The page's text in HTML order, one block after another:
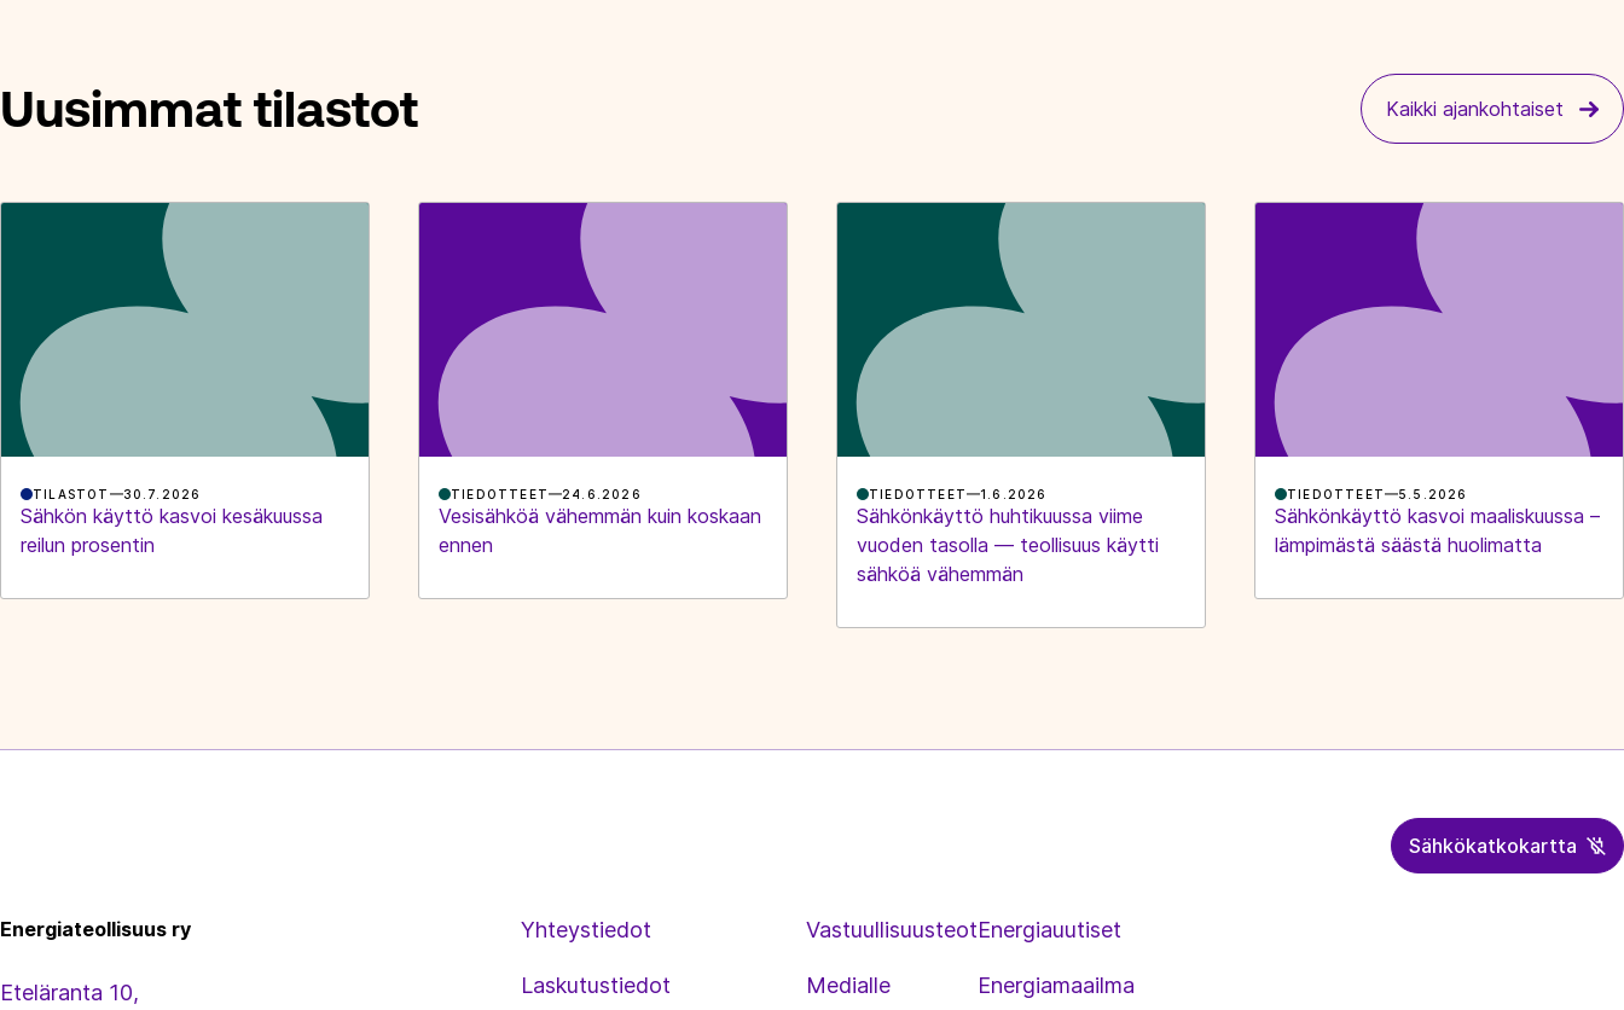
Uusimmat tilastot Kaikki ajankohtaiset
TILASTOT 30.7.2026
Sähkön käyttö kasvoi kesäkuussa
reilun prosentin
TIEDOTTEET 24.6.2026
Vesisähköä vähemmän kuin koskaan
ennen
TIEDOTTEET 1.6.2026
Sähkönkäyttö huhtikuussa viime
vuoden tasolla — teollisuus käytti
sähköä vähemmän
TIEDOTTEET 5.5.2026
Sähkönkäyttö kasvoi maaliskuussa –
lämpimästä säästä huolimatta
Sähkökatkokartta
Energiateollisuus ry
Eteläranta 10,
Yhteystiedot
Laskutustiedot
Vastuullisuusteot
Medialle
Energiauutiset
Energiamaailma